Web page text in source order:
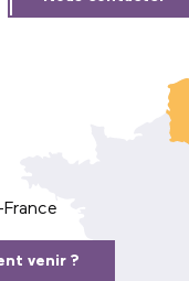
venir ?